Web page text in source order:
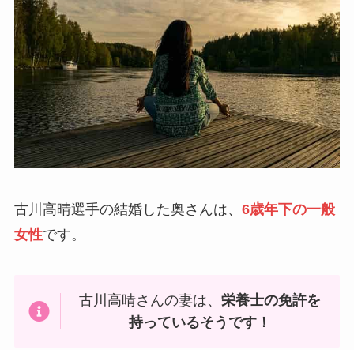
古川高晴選手の結婚した奥さんは、 6歳年下の一般
女性です。
古川高晴さんの妻は、栄養士の免許を
持っているそうです！